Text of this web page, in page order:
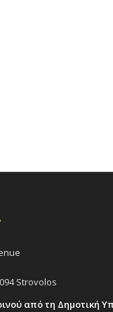
Strovolos
από τη Δημοτική